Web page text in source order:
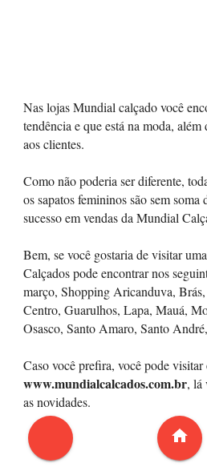
Nas lojas Mundial calçado você
tendência e que está na moda,
aos clientes.
Como não poderia ser diferente,
os sapatos femininos são sem soma
sucesso em vendas da Mundial
Bem, se você gostaria de visitar
Calçados pode encontrar nos
março, Shopping Aricanduva,
Centro, Guarulhos, Lapa, Mauá,
Osasco, Santo Amaro, Santo
Caso você prefira, você pode visitar
www.mundialcalcados.com.br, lá
as novidades.